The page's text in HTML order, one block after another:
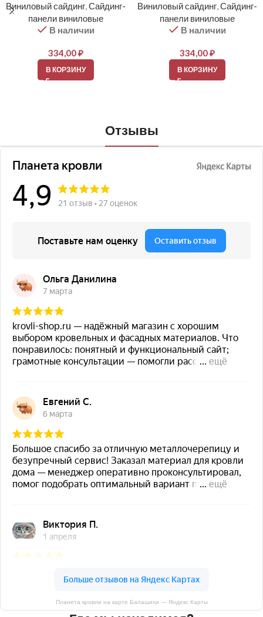
Виниловый сайдинг,Сайдинг-
панели виниловые
В наличии
334,00₽
В КОРЗИНУ
Виниловый сайдинг,Сайдинг-
панели виниловые
В наличии
334,00₽
В КОРЗИНУ
Отзывы
Планета кровли на карте Балашихи — Яндекс Карты